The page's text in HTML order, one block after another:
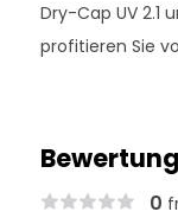
Dry-Cap UV 2.1
profitieren Sie
0